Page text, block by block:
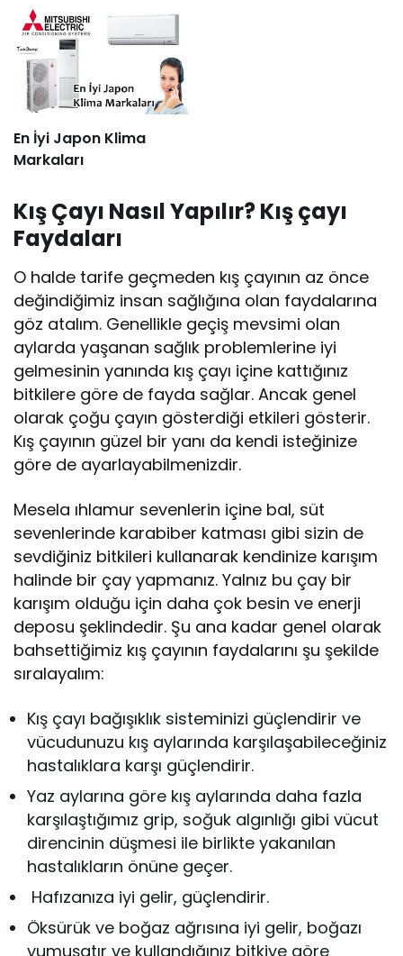
En İyi Japon Klima
Markaları
Kış Çayı Nasıl Yapılır? Kış çayı
Faydaları
O halde tarife geçmeden kış çayının az önce
değindiğimiz insan sağlığına olan faydalarına
göz atalım. Genellikle geçiş mevsimi olan
aylarda yaşanan sağlık problemlerine iyi
gelmesinin yanında kış çayı içine kattığınız
bitkilere göre de fayda sağlar. Ancak genel
olarak çoğu çayın gösterdiği etkileri gösterir.
Kış çayının güzel bir yanı da kendi isteğinize
göre de ayarlayabilmenizdir.
Mesela ıhlamur sevenlerin içine bal, süt
sevenlerinde karabiber katması gibi sizin de
sevdiğiniz bitkileri kullanarak kendinize karışım
halinde bir çay yapmanız. Yalnız bu çay bir
karışım olduğu için daha çok besin ve enerji
deposu şeklindedir. Şu ana kadar genel olarak
bahsettiğimiz kış çayının faydalarını şu şekilde
sıralayalım:
Kış çayı bağışıklık sisteminizi güçlendirir ve
vücudunuzu kış aylarında karşılaşabileceğiniz
hastalıklara karşı güçlendirir.
Yaz aylarına göre kış aylarında daha fazla
karşılaştığımız grip, soğuk algınlığı gibi vücut
direncinin düşmesi ile birlikte yakanılan
hastalıkların önüne geçer.
Hafızanıza iyi gelir, güçlendirir.
Öksürük ve boğaz ağrısına iyi gelir, boğazı
yumuşatır ve kullandığınız bitkiye göre